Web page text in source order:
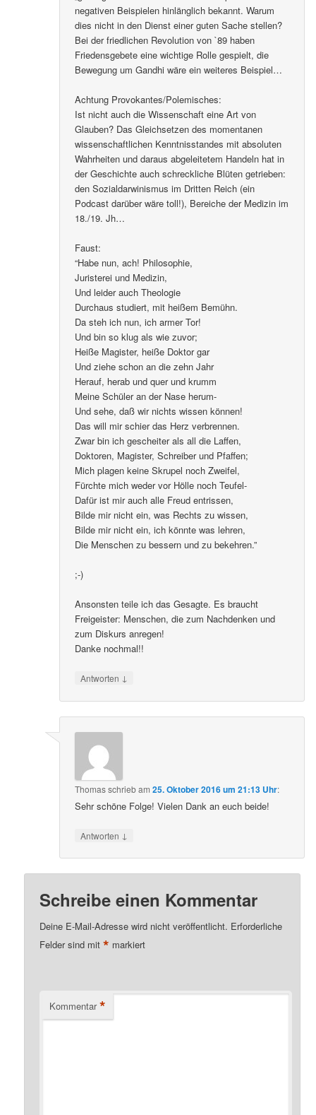
negativen Beispielen hinlänglich bekannt. Warum
dies nicht in den Dienst einer guten Sache stellen?
Bei der friedlichen Revolution von `89 haben
Friedensgebete eine wichtige Rolle gespielt, die
Bewegung um Gandhi wäre ein weiteres Beispiel…
Achtung Provokantes/Polemisches:
Ist nicht auch die Wissenschaft eine Art von
Glauben? Das Gleichsetzen des momentanen
wissenschaftlichen Kenntnisstandes mit absoluten
Wahrheiten und daraus abgeleitetem Handeln hat in
der Geschichte auch schreckliche Blüten getrieben:
den Sozialdarwinismus im Dritten Reich (ein
Podcast darüber wäre toll!), Bereiche der Medizin im
18./19. Jh…
Faust:
“Habe nun, ach! Philosophie,
Juristerei und Medizin,
Und leider auch Theologie
Durchaus studiert, mit heißem Bemühn.
Da steh ich nun, ich armer Tor!
Und bin so klug als wie zuvor;
Heiße Magister, heiße Doktor gar
Und ziehe schon an die zehn Jahr
Herauf, herab und quer und krumm
Meine Schüler an der Nase herum-
Und sehe, daß wir nichts wissen können!
Das will mir schier das Herz verbrennen.
Zwar bin ich gescheiter als all die Laffen,
Doktoren, Magister, Schreiber und Pfaffen;
Mich plagen keine Skrupel noch Zweifel,
Fürchte mich weder vor Hölle noch Teufel-
Dafür ist mir auch alle Freud entrissen,
Bilde mir nicht ein, was Rechts zu wissen,
Bilde mir nicht ein, ich könnte was lehren,
Die Menschen zu bessern und zu bekehren.”
;-)
Ansonsten teile ich das Gesagte. Es braucht
Freigeister: Menschen, die zum Nachdenken und
zum Diskurs anregen!
Danke nochmal!!
Antworten ↓
Thomasschriebam25. Oktober 2016 um 21:13 Uhr:
Sehr schöne Folge! Vielen Dank an euch beide!
Antworten ↓
Schreibe einen Kommentar
Deine E-Mail-Adresse wird nicht veröffentlicht. Erforderliche
Felder sind mit* markiert
Kommentar *